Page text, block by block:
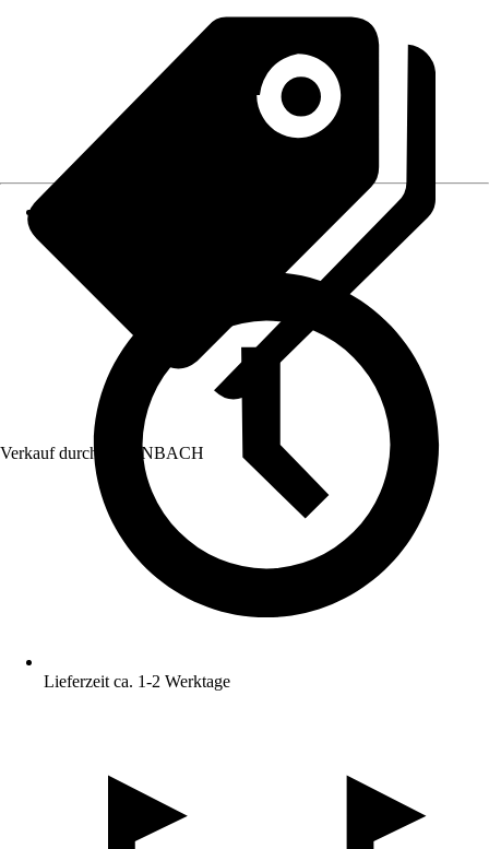
Verkauf durch: HORNBACH
Lieferzeit ca. 1-2 Werktage